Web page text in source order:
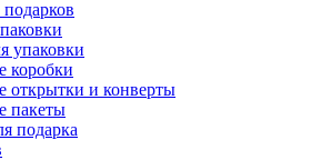
упаковки
коробки
открытки и конверты
пакеты
подарка